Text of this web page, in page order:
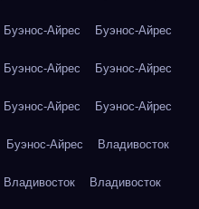
Буэнос-Айрес Буэнос-Айрес
Буэнос-Айрес Буэнос-Айрес
Буэнос-Айрес Буэнос-Айрес
Буэнос-Айрес Владивосток
Владивосток Владивосток